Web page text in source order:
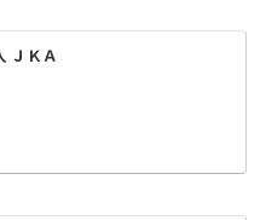
ＪＫＡ